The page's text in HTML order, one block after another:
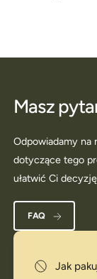
Masz
Odpowiadamy na
dotyczące tego
ułatwić Ci
FAQ
Jak